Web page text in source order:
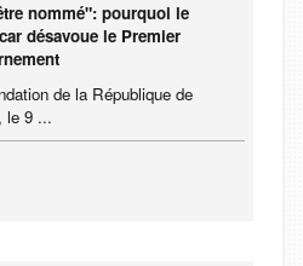
nommé": pourquoi le
désavoue le Premier
de la République de
le 9 ...